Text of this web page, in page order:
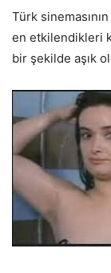
Türk
en etkilendikleri
bir şekilde aşık